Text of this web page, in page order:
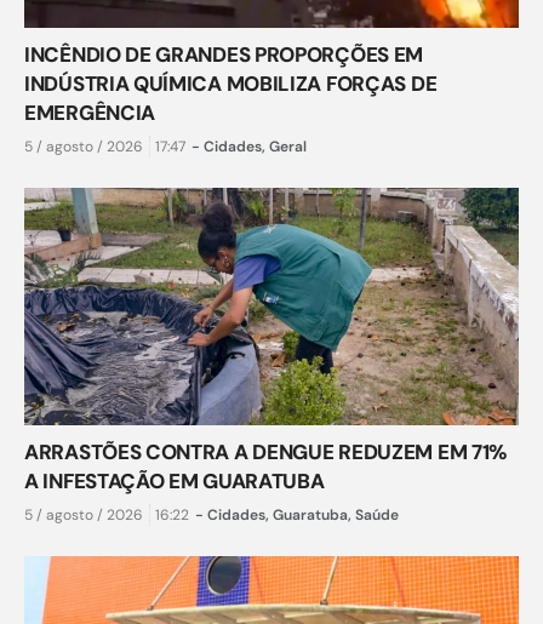
INCÊNDIO DE GRANDES PROPORÇÕES EM
INDÚSTRIA QUÍMICA MOBILIZA FORÇAS DE
EMERGÊNCIA
5 / agosto / 2026 17:47 - Cidades, Geral
ARRASTÕES CONTRA A DENGUE REDUZEM EM 71%
A INFESTAÇÃO EM GUARATUBA
5 / agosto / 2026 16:22 - Cidades, Guaratuba, Saúde